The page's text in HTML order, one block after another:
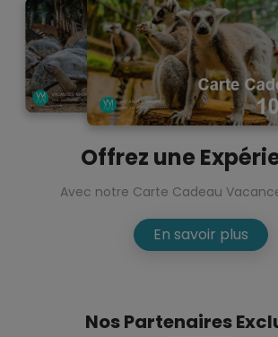
Offrez une
Avec notre Carte Cadeau
En savoir plus
Nos Partenaires